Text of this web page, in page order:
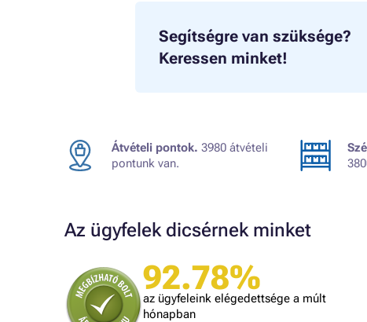
Segítségre van szüksége?
Keressen minket!
Átvételi pontok. 3980 átvételi
pontunk van.
Az ügyfelek dicsérnek minket
92.78%
az ügyfeleink elégedettsége a múlt
hónapban
Macuska
Rugalmas, vevő centrikus bolt